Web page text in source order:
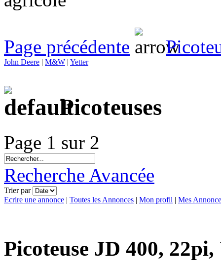
Page précédente
John Deere | M&W | Yetter
Picoteuses
Page 1 sur 2
Recherche Avancée
Trier par
Ecrire une annonce | Toutes les Annonces | Mon profil | Mes
Picoteuse JD 400, 22pi,